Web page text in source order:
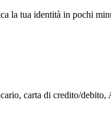
la tua identità in pochi
carta di credito/